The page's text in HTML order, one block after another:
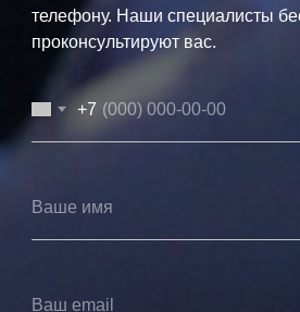
телефону. Наши специалисты
проконсультируют вас.
+7